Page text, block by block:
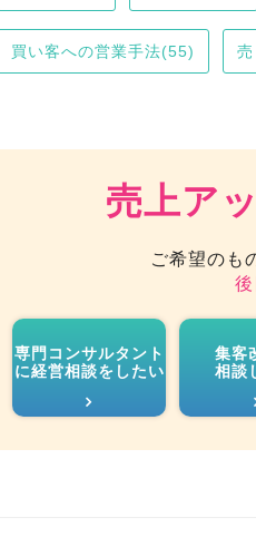
買い客への営業手法(55)
売上ア
ご希望のも
専門コンサルタント
に経営相談をしたい
集客
相談